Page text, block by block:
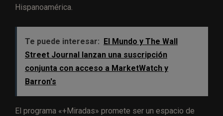
Hispanoamérica.
Te puede interesar: El Mundo y The Wall
Street Journal lanzan una suscripción
conjunta con acceso a MarketWatch y
Barron's
El programa «+Miradas» promete ser un espacio de